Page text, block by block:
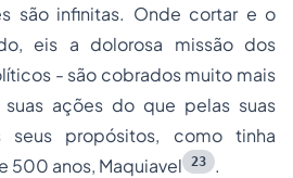
são infinitas. Onde cortar e o
eis a dolorosa missão dos
- são cobrados muito mais
ações do que pelas suas
seus propósitos, como tinha
500 anos, Maquiavel
23
.